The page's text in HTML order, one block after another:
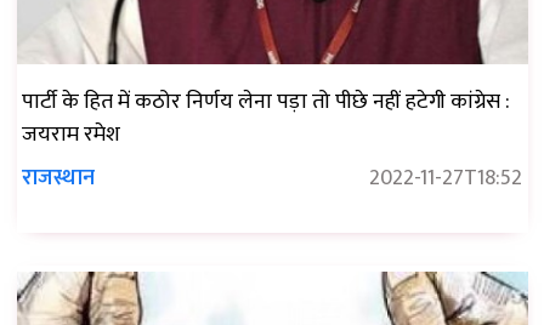
पार्टी के हित में कठोर निर्णय लेना पड़ा तो पीछे नहीं हटेगी कांग्रेस :
जयराम रमेश
राजस्थान
2022-11-27T18:52